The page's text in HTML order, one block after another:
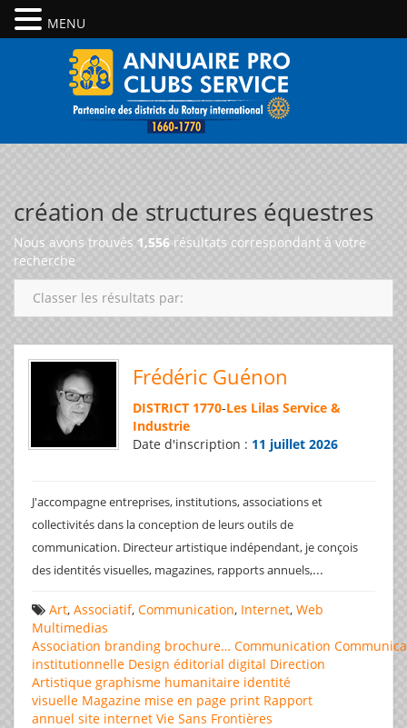
création de structures équestres
Nous avons trouvés 1,556 résultats correspondant à votre
recherche
Classer les résultats par:
Frédéric Guénon
DISTRICT 1770-Les Lilas Service &
Industrie
Date d'inscription : 11 juillet 2026
J'accompagne entreprises, institutions, associations et
collectivités dans la conception de leurs outils de
communication. Directeur artistique indépendant, je conçois
des identités visuelles, magazines, rapports annuels,...
Art, Associatif, Communication, Internet, Web
Multimedias
Association branding brochure… Communication
institutionnelle Design éditorial digital Direction
Artistique graphisme humanitaire identité
visuelle Magazine mise en page print Rapport
annuel site internet Vie Sans Frontières
MENU